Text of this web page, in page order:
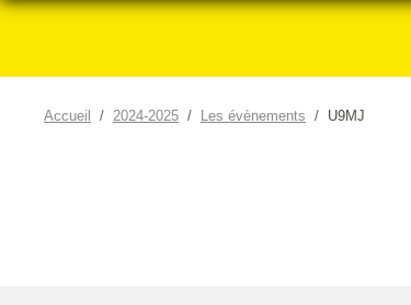
Accueil 2024-2025 Les évènements U9MJ